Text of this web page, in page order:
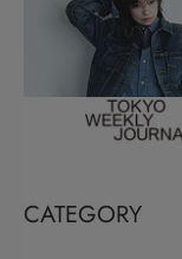
CATEGORY